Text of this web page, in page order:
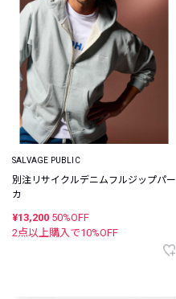
SALVAGE PUBLIC
別注リサイクルデニムフルジップパー
カ
¥13,200 50%OFF
2点以上購入で10%OFF